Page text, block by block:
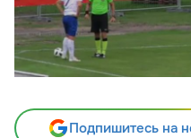
Подпишитесь на